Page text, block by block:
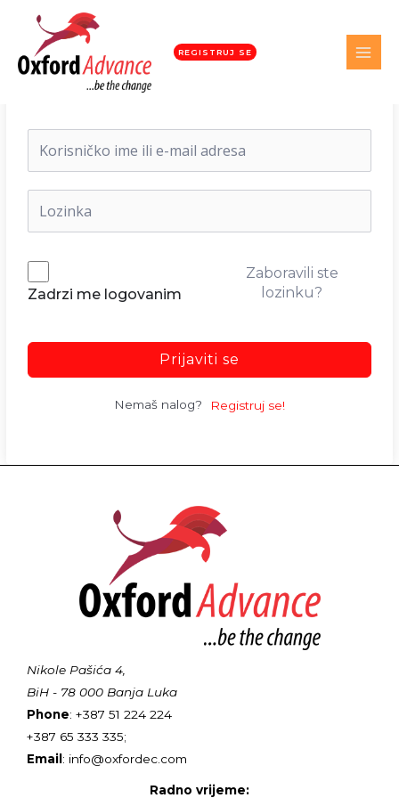
REGISTRUJ SE
Dobrodošli nazad!
Zadrzi me logovanim
Zaboravili ste
lozinku?
Prijaviti se
Nemaš nalog? Registruj se!
Nikole Pašića 4,
BiH - 78 000 Banja Luka
Phone: +387 51 224 224
+387 65 333 335;
Email: info@oxfordec.com
Radno vrijeme: